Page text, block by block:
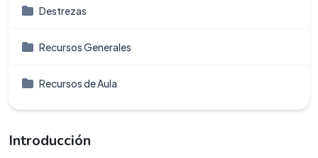
Destrezas
Recursos Generales
Recursos de Aula
Introducción